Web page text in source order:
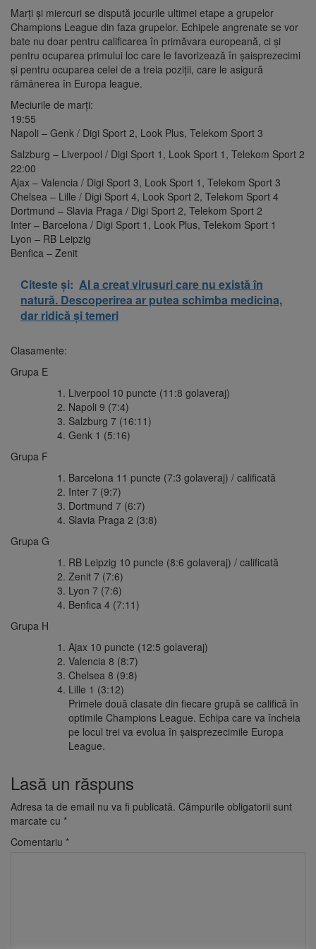
Marți și miercuri se dispută jocurile ultimei etape a grupelor
Champions League din faza grupelor. Echipele angrenate se vor
bate nu doar pentru calificarea în primăvara europeană, ci și
pentru ocuparea primului loc care le favorizează în șaisprezecimi
și pentru ocuparea celei de a treia poziții, care le asigură
rămânerea în Europa league.
Meciurile de marți:
19:55
Napoli – Genk / Digi Sport 2, Look Plus, Telekom Sport 3
Salzburg – Liverpool / Digi Sport 1, Look Sport 1, Telekom Sport 2
22:00
Ajax – Valencia / Digi Sport 3, Look Sport 1, Telekom Sport 3
Chelsea – Lille / Digi Sport 4, Look Sport 2, Telekom Sport 4
Dortmund – Slavia Praga / Digi Sport 2, Telekom Sport 2
Inter – Barcelona / Digi Sport 1, Look Plus, Telekom Sport 1
Lyon – RB Leipzig
Benfica – Zenit
Citeste și: AI a creat virusuri care nu există în
natură. Descoperirea ar putea schimba medicina,
dar ridică și temeri
Clasamente:
Grupa E
Liverpool 10 puncte (11:8 golaveraj)
Napoli 9 (7:4)
Salzburg 7 (16:11)
Genk 1 (5:16)
Grupa F
Barcelona 11 puncte (7:3 golaveraj) / calificată
Inter 7 (9:7)
Dortmund 7 (6:7)
Slavia Praga 2 (3:8)
Grupa G
RB Leipzig 10 puncte (8:6 golaveraj) / calificată
Zenit 7 (7:6)
Lyon 7 (7:6)
Benfica 4 (7:11)
Grupa H
Ajax 10 puncte (12:5 golaveraj)
Valencia 8 (8:7)
Chelsea 8 (9:8)
Lille 1 (3:12)
Primele două clasate din fiecare grupă se califică în
optimile Champions League. Echipa care va încheia
pe locul trei va evolua în șaisprezecimile Europa
League.
Lasă un răspuns
Adresa ta de email nu va fi publicată. Câmpurile obligatorii sunt
marcate cu *
Comentariu *